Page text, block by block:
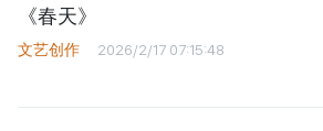
《春天》
文艺创作 2026/2/17 07:15:48